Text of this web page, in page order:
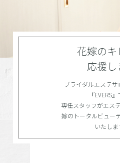
花嫁のキ
応援し
ブライダルエステサ
『EVERS』
専任スタッフがエス
嫁のトータルビュー
いたしま